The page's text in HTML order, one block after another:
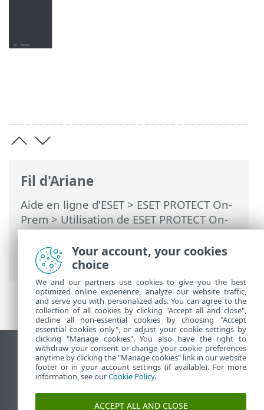
Fil d'Ariane
Aide en ligne d'ESET> ESET PROTECT On-
Prem>Utilisation de ESET PROTECT On-
Prem>ESET PROTECT On-Prem Menu
principal
>Tableau de bord> Descendre
dans la hiérarchie
Afficher le site pour ordinateur de bureau
End of Life
Base de connaissances ESET
Forum ESET
Your account, your cookies
choice
We and our partners use cookies to give you the best
optimized online experience, analyze our website traffic,
and serve you with personalized ads. You can agree to the
collection of all cookies by clicking "Accept all and close",
decline all non-essential cookies by choosing "Accept
essential cookies only", or adjust your cookie settings by
clicking "Manage cookies". You also have the right to
withdraw your consent or change your cookie preferences
anytime by clicking the "Manage cookies" link in our website
footer or in your account settings (if available). For more
information, see ourCookie Policy.
ACCEPT ALL AND CLOSE